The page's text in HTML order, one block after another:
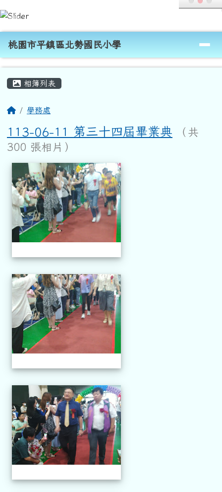
跳至主內容區
桃園市平鎮區北勢國民小學
導覽列
桃園市平鎮區北勢國民小學
相簿列表
回首頁學務處
113-06-11 第三十四屆畢業典
（共
300 張相片）
相簿列表 113-06-11 第三十四屆畢業
113-06-11 第三十四屆畢業
113-06-11 第三十四屆畢業